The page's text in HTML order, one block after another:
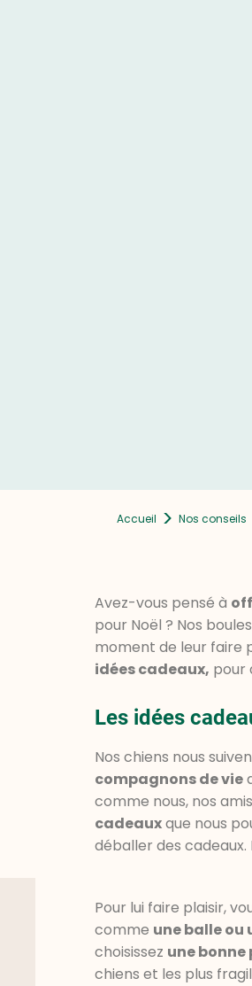
Accueil > Nos conseils
Avez-vous pensé à
pour Noël ? Nos
moment de leur faire
idées cadeaux, pour
Les idées
Nos chiens nous
compagnons de vie
comme nous, nos
cadeauxque nous
déballer des cadeaux.
Pour lui faire plaisir,
comme une balle ou
choisissez une bonne
chiens et les plus